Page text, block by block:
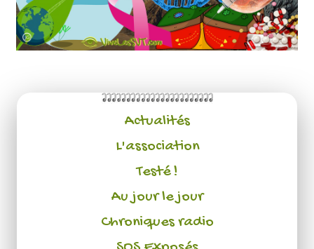
Actualités
L'association
Testé !
Au jour le jour
Chroniques radio